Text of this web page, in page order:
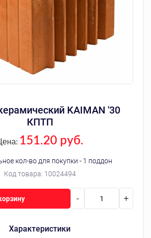
KAIMAN '30
КПТП
Код товара: 10024494
151.20 руб.
кол-во для покупки - 1 поддон
Характеристики
- +